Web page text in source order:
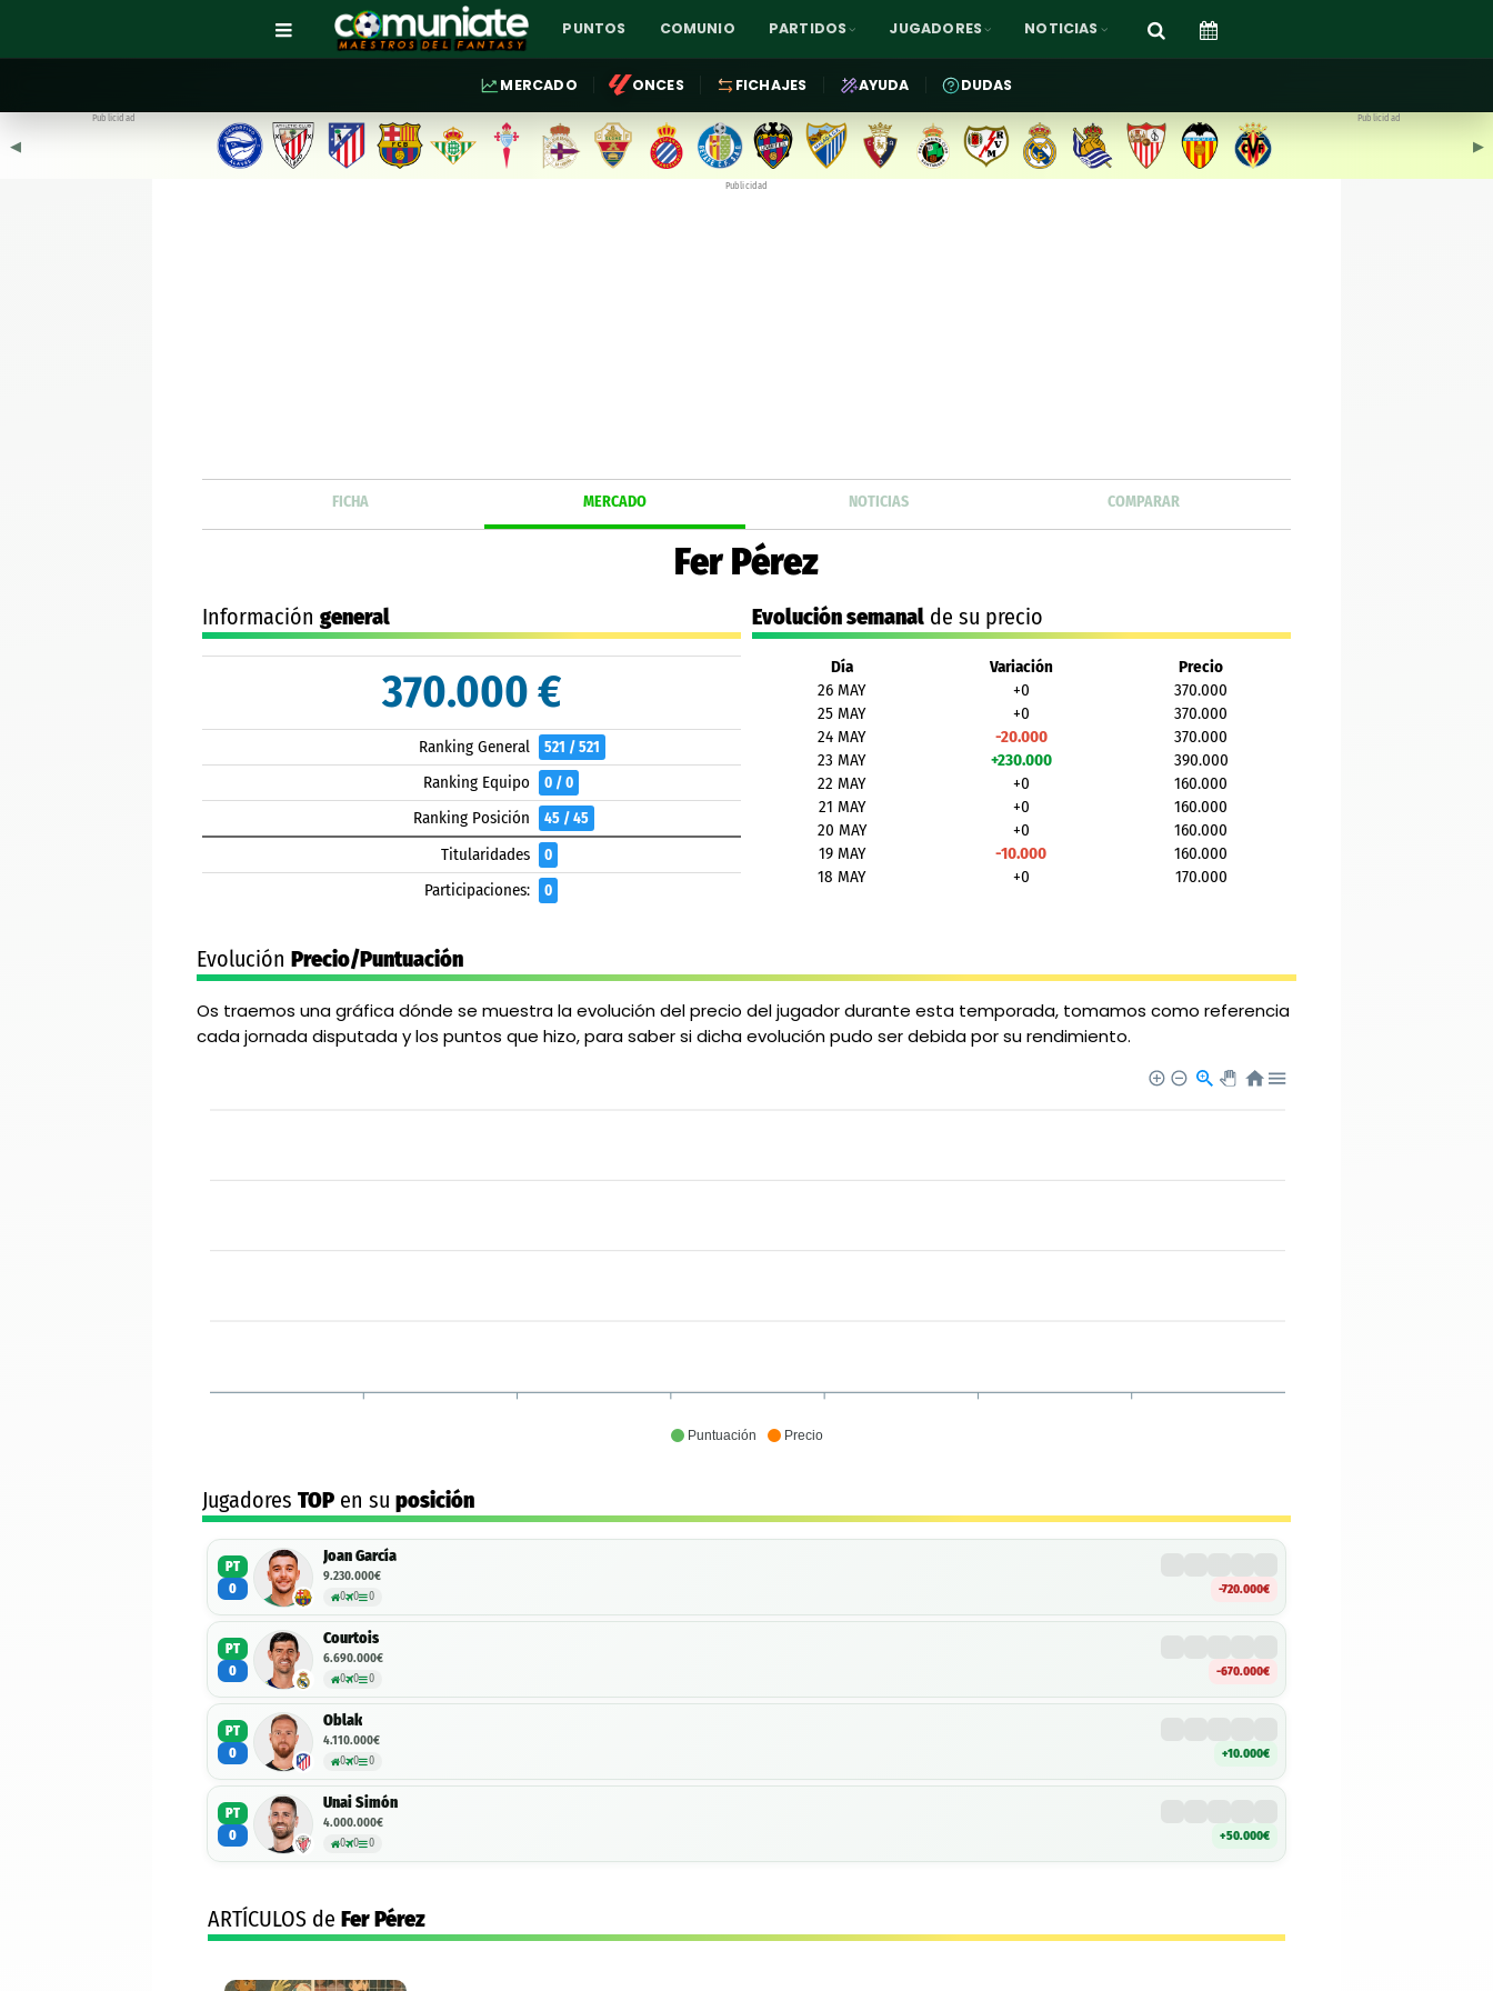
PUNTOS COMUNIO PARTIDOS JUGADORES NOTICIAS
MERCADO ONCES FICHAJES AYUDA DUDAS
◀︎ ▶︎
Publicidad Publicidad
Publicidad
FICHA MERCADO NOTICIAS COMPARAR
Fer Pérez
Información general
370.000 €
Ranking General 521 / 521
Ranking Equipo 0 / 0
Ranking Posición 45 / 45
Titularidades 0
Participaciones: 0
Evolución semanal de su precio
Día Variación
Precio
26 MAY
+0
370.000
25 MAY
+0
370.000
24 MAY
-20.000
370.000
23 MAY
+230.000
390.000
22 MAY
+0
160.000
21 MAY
+0
160.000
20 MAY
+0
160.000
19 MAY
-10.000
160.000
18 MAY
+0 170.000
Evolución Precio/Puntuación
Os traemos una gráfica dónde se muestra la evolución del precio del jugador durante esta temporada, tomamos como referencia
cada jornada disputada y los puntos que hizo, para saber si dicha evolución pudo ser debida por su rendimiento.
Puntuación Precio
Jugadores TOP en su posición
PT
0
Joan García
9.230.000€
0 0 0
-720.000€
PT
0
Courtois
6.690.000€
0 0 0
-670.000€
PT
0
Oblak
4.110.000€
0 0 0
+10.000€
PT
0
Unai Simón
4.000.000€
0 0 0
+50.000€
ARTÍCULOS de Fer Pérez